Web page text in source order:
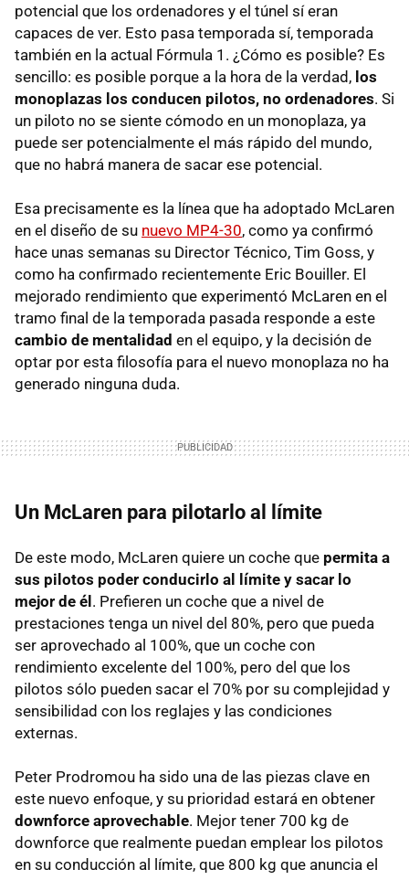
potencial que los ordenadores y el túnel sí eran
capaces de ver. Esto pasa temporada sí, temporada
también en la actual Fórmula 1. ¿Cómo es posible? Es
sencillo: es posible porque a la hora de la verdad, los
monoplazas los conducen pilotos, no ordenadores. Si
un piloto no se siente cómodo en un monoplaza, ya
puede ser potencialmente el más rápido del mundo,
que no habrá manera de sacar ese potencial.
Esa precisamente es la línea que ha adoptado McLaren
en el diseño de su nuevo MP4-30, como ya confirmó
hace unas semanas su Director Técnico, Tim Goss, y
como ha confirmado recientemente Eric Bouiller. El
mejorado rendimiento que experimentó McLaren en el
tramo final de la temporada pasada responde a este
cambio de mentalidad en el equipo, y la decisión de
optar por esta filosofía para el nuevo monoplaza no ha
generado ninguna duda.
Un McLaren para pilotarlo al límite
De este modo, McLaren quiere un coche que permita a
sus pilotos poder conducirlo al límite y sacar lo
mejor de él. Prefieren un coche que a nivel de
prestaciones tenga un nivel del 80%, pero que pueda
ser aprovechado al 100%, que un coche con
rendimiento excelente del 100%, pero del que los
pilotos sólo pueden sacar el 70% por su complejidad y
sensibilidad con los reglajes y las condiciones
externas.
Peter Prodromou ha sido una de las piezas clave en
este nuevo enfoque, y su prioridad estará en obtener
downforce aprovechable. Mejor tener 700 kg de
downforce que realmente puedan emplear los pilotos
en su conducción al límite, que 800 kg que anuncia el